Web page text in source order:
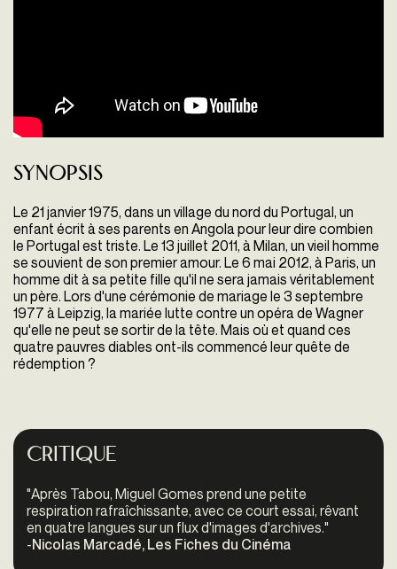
Synopsis
Le 21 janvier 1975, dans un village du nord du Portugal, un
enfant écrit à ses parents en Angola pour leur dire combien
le Portugal est triste. Le 13 juillet 2011, à Milan, un vieil homme
se souvient de son premier amour. Le 6 mai 2012, à Paris, un
homme dit à sa petite fille qu'il ne sera jamais véritablement
un père. Lors d'une cérémonie de mariage le 3 septembre
1977 à Leipzig, la mariée lutte contre un opéra de Wagner
qu'elle ne peut se sortir de la tête. Mais où et quand ces
quatre pauvres diables ont-ils commencé leur quête de
rédemption ?
Critique
"Après Tabou, Miguel Gomes prend une petite
respiration rafraîchissante, avec ce court essai, rêvant
en quatre langues sur un flux d'images d'archives."
-Nicolas Marcadé, Les Fiches du Cinéma